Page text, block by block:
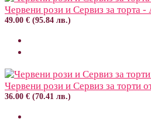
Червени рози и Сервиз за торта -
49.00 € (95.84 лв.)
Червени рози и Сервиз за торти
36.00 € (70.41 лв.)